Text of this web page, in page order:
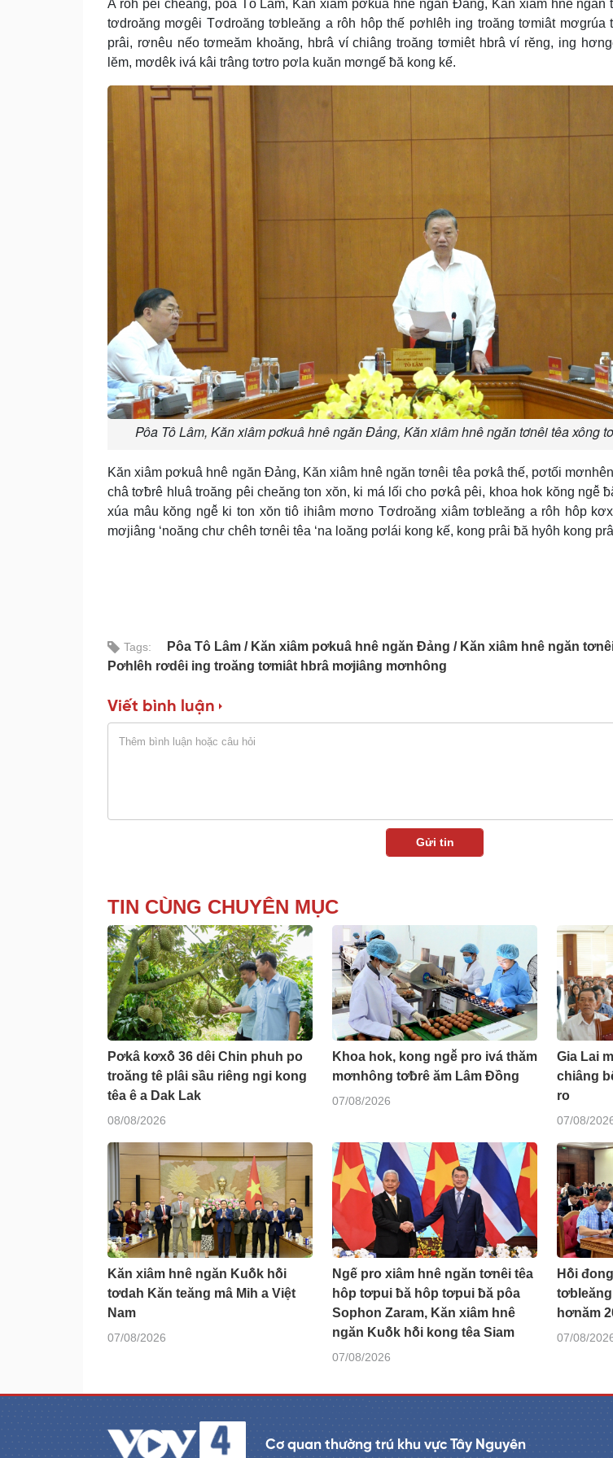
A rôh pêi cheăng, pôa Tô Lâm, Kăn xiâm pơkuâ hnê ngăn Đảng, Kăn xiâm hnê ngăn
tơdroăng mơgêi Tơdroăng tơbleăng a rôh hôp thế pơhlêh ing troăng tơmiât mơgrúa
prâi, rơnêu nếo tơmeăm khoăng, hbrâ ví chiâng troăng tơmiêt hbrâ ví rĕng, ing
lĕm, mơdêk ivá kâi trâng tơtro pơla kuăn mơngế ƀă kong kế.
Pôa Tô Lâm, Kăn xiâm pơkuâ hnê ngăn Đảng, Kăn xiâm hnê ngăn tơnêi têa xông
Kăn xiâm pơkuâ hnê ngăn Đảng, Kăn xiâm hnê ngăn tơnêi têa pơkâ thế, pơtối
châ tơƀrê hluâ troăng pêi cheăng ton xŏn, ki má lối cho pơkâ pêi, khoa hok kŏng ngê̆
xúa mâu kŏng ngê̆ ki ton xŏn tiô ihiâm mơno Tơdroăng xiâm tơbleăng a rôh hôp
mơjiâng ‘noăng chư chêh tơnêi têa ‘na loăng pơlái kong kế, kong prâi ƀă hyôh kong
Tags: Pôa Tô Lâm Kăn xiâm pơkuâ hnê ngăn Đảng
Kăn xiâm hnê ngăn
Pơhlêh rơdêi ing troăng tơmiât hbrâ mơjiâng mơnhông
Viết bình luận
TIN CÙNG CHUYÊN MỤC
Pơkâ kơxô̆ 36 dêi Chin phuh po
troăng tê plâi sầu riêng ngi kong
têa ê a Dak Lak
08/08/2026
Khoa hok, kong ngê̆ pro ivá thăm
mơnhông tơƀrê ăm Lâm Đồng
07/08/2026
Gia Lai
chiâng
ro
07/08/
Kăn xiâm hnê ngăn Kuô̆k hô̆i
tơdah Kăn teăng mâ Mih a Việt
Nam
07/08/2026
Ngế pro xiâm hnê ngăn tơnêi têa
hôp tơpui ƀă hôp tơpui ƀă pôa
Sophon Zaram, Kăn xiâm hnê
ngăn Kuô̆k hô̆i kong têa Siam
07/08/2026
Hô̆i
hơnăm
07/08/
Cơ quan thường trú khu vực Tây Nguyên